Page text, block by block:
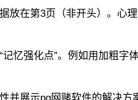
在第3页（非开头）。心理
强化点”。例如用加粗字